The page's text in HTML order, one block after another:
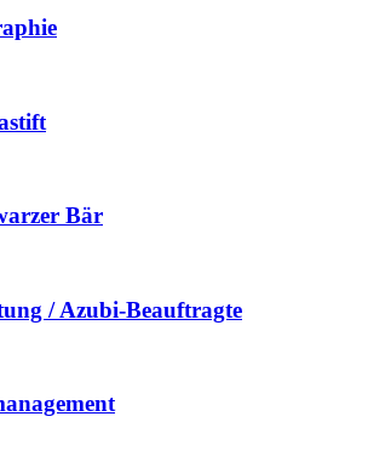
Bär
/ Azubi-Beauftragte